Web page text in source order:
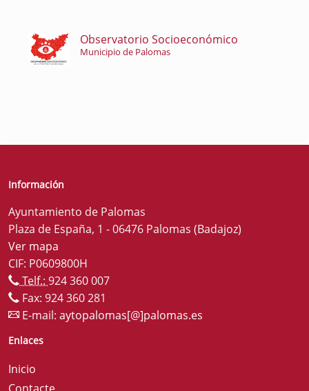
Observatorio Socioeconómico
Municipio de Palomas
Información
Ayuntamiento de Palomas
Plaza de España, 1 - 06476 Palomas (Badajoz)
Ver mapa
CIF: P0609800H
Telf.: 924 360 007
Fax: 924 360 281
E-mail: aytopalomas[@]palomas.es
Enlaces
Inicio